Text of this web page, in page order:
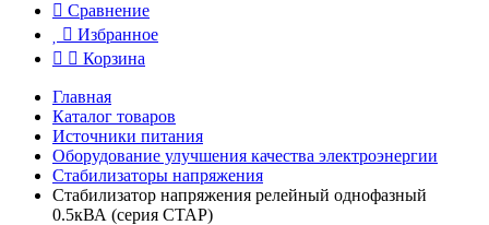
Сравнение
Избранное
Корзина
Главная
Каталог товаров
Источники питания
Оборудование улучшения качества электроэнергии
Стабилизаторы напряжения
Стабилизатор напряжения релейный однофазный
0.5кВА (серия СТАР)